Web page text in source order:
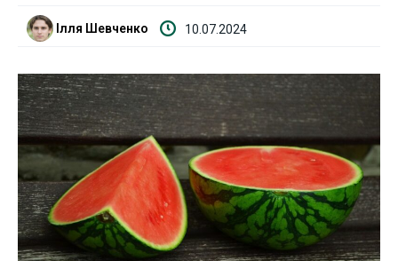
Фінанси
Валютний ринок
Криптовалюта
Робота і освіта
Публікації
ФОП
Ілля Шевченко 10.07.2024